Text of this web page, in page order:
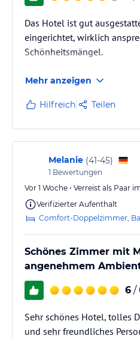
Das Hotel ist gut
eingerichtet, wirklich
Schönheitsmängel.
Mehr anzeigen
Hilfreich Teilen
Melanie (41-45)
1 Bewertungen
Vor 1 Woche • Verreist als Paar
Verifizierter Aufenthalt
Comfort-Doppelzimmer,
Schönes Zimmer mit
angenehmem
6 /
Sehr schönes Hotel, tolles
und sehr freundliches